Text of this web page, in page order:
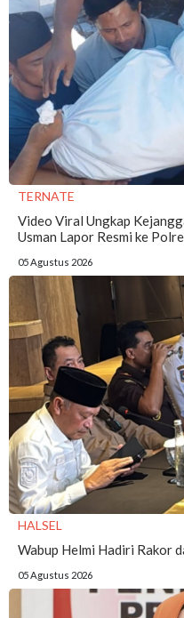
TERNATE
Video Viral Ungkap
Usman Lapor Resmi ke
05 Agustus 2026
HALSEL
Wabup Helmi Hadiri Rakor
05 Agustus 2026